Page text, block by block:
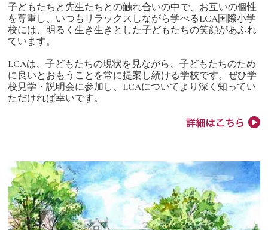
子どもたちと先生たちとの触れ合いの中で、お互いの個性
を尊重し、いつもリラックスしながら学べるLCA国際小学
校には、明るく生き生きとした子どもたちの笑顔があふれ
ています。
LCAは、子どもたちの現状を見ながら、子どもたちのため
に良いとおもうことを常に提案し続ける学校です。ぜひ学
校見学・説明会に参加し、LCAについてより深く知ってい
ただければ幸いです。